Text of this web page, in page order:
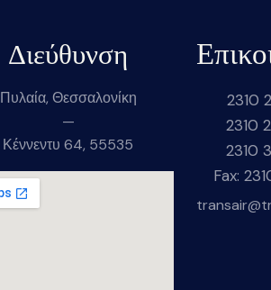
Διεύθυνση
Πυλαία, Θεσσαλονίκη
—
Κέννεντυ 64, 55535
2310
2310
2310
Fax: